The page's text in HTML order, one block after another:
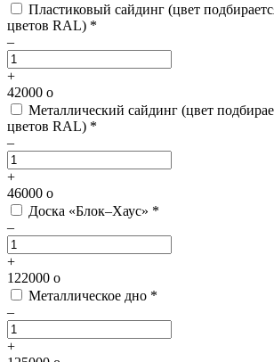
Пластиковый сайдинг (цвет
цветов RAL) *
–
+
42000 o
Металлический сайдинг (цвет
цветов RAL) *
–
+
46000 o
Доска «Блок–Хаус» *
–
+
122000 o
Металлическое дно *
–
+